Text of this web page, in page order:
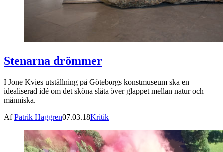
Stenarna drömmer
I Jone Kvies utställning på Göteborgs konstmuseum ska en
idealiserad idé om det sköna släta över glappet mellan natur och
människa.
AfPatrik Haggren07.03.18Kritik